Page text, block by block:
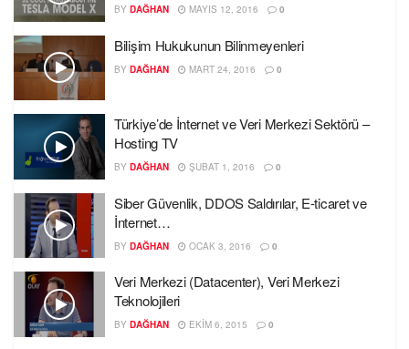
BY DAĞHAN MAYIS 12, 2016 0
Bilişim Hukukunun Bilinmeyenleri
BY DAĞHAN MART 24, 2016 0
Türkiye’de İnternet ve Veri Merkezi Sektörü –
Hosting TV
BY DAĞHAN ŞUBAT 1, 2016 0
Siber Güvenlik, DDOS Saldırılar, E-ticaret ve
İnternet…
BY DAĞHAN OCAK 3, 2016 0
Veri Merkezi (Datacenter), Veri Merkezi
Teknolojileri
BY DAĞHAN EKIM 6, 2015 0